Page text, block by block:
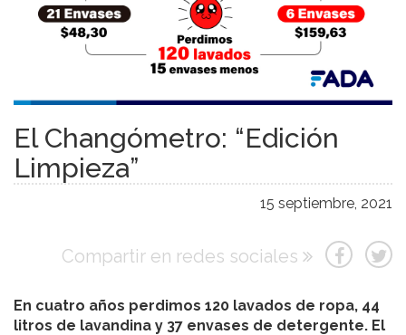
El Changómetro: “Edición
Limpieza”
15 septiembre, 2021
Compartir en redes sociales
En cuatro años perdimos 120 lavados de ropa, 44
litros de lavandina y 37 envases de detergente. El